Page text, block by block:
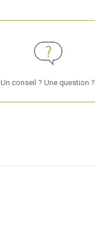
Un conseil ? Une question ?